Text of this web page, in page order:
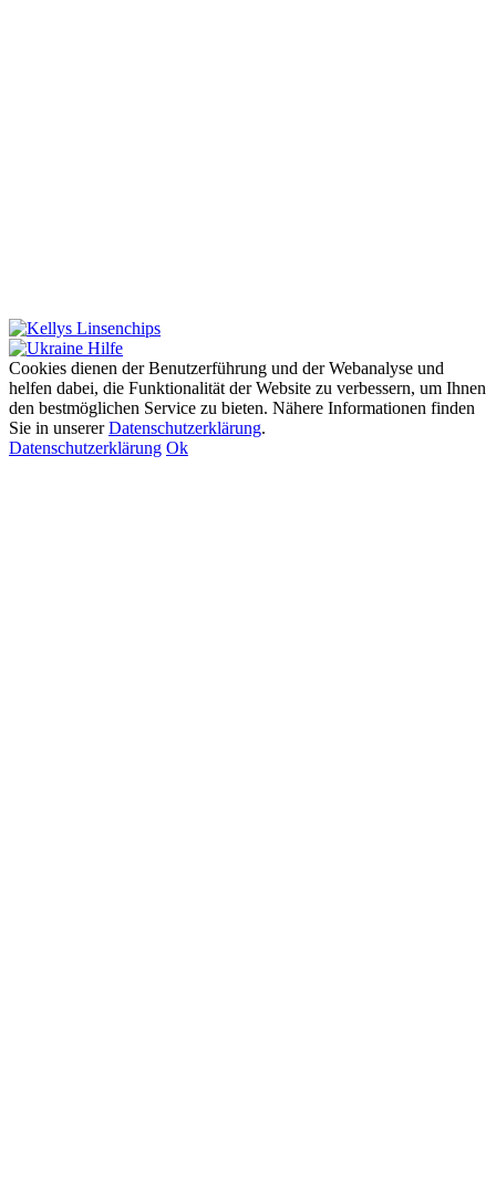
Cookies dienen der Benutzerführung und der Webanalyse und
helfen dabei, die Funktionalität der Website zu verbessern, um Ihnen
den bestmöglichen Service zu bieten. Nähere Informationen finden
Sie in unsererDatenschutzerklärung.
Datenschutzerklärung Ok